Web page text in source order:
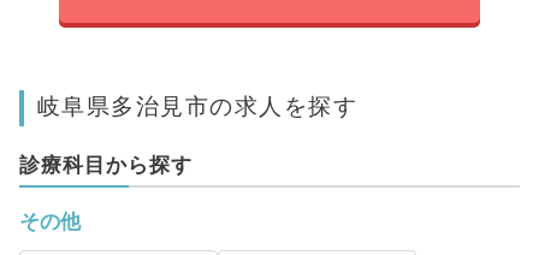
岐阜県多治見市の求人を探す
診療科目から探す
その他